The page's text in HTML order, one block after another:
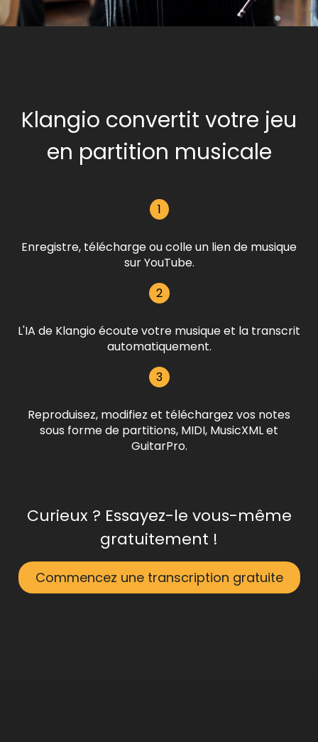
Klangio convertit votre jeu
en partition musicale
1
Enregistre, télécharge ou colle un lien de musique
sur YouTube.
2
L'IA de Klangio écoute votre musique et la transcrit
automatiquement.
3
Reproduisez, modifiez et téléchargez vos notes
sous forme de partitions, MIDI, MusicXML et
GuitarPro.
Curieux ? Essayez-le vous-même
gratuitement !
Commencez une transcription gratuite